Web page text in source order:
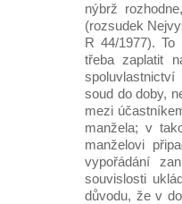
nýbrž
(rozsudek
R 44/1977).
třeba zaplatit
soud do doby,
mezi
manžela; v
manželovi
vypořádání
souvislosti
důvodu, že v